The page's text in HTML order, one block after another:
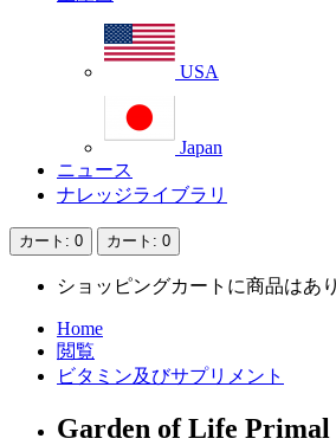
USA
Japan
ニュース
ナレッジライブラリ
カート : 0 カート : 0
ショッピングカートに商品はあ
Home
閲覧
ビタミン及びサプリメント
Garden of Life Primal